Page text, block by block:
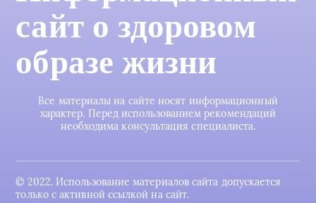
сайт о здоровом
образе жизни
Все материалы на сайте носят информационный
характер. Перед использованием рекомендаций
необходима консультация специалиста.
© 2022. Использование материалов сайта допускается
только с активной ссылкой на сайт.